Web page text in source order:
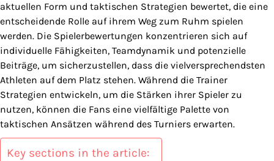
aktuellen Form und taktischen Strategien bewertet, die eine
entscheidende Rolle auf ihrem Weg zum Ruhm spielen
werden. Die Spielerbewertungen konzentrieren sich auf
individuelle Fähigkeiten, Teamdynamik und potenzielle
Beiträge, um sicherzustellen, dass die vielversprechendsten
Athleten auf dem Platz stehen. Während die Trainer
Strategien entwickeln, um die Stärken ihrer Spieler zu
nutzen, können die Fans eine vielfältige Palette von
taktischen Ansätzen während des Turniers erwarten.
Key sections in the article: